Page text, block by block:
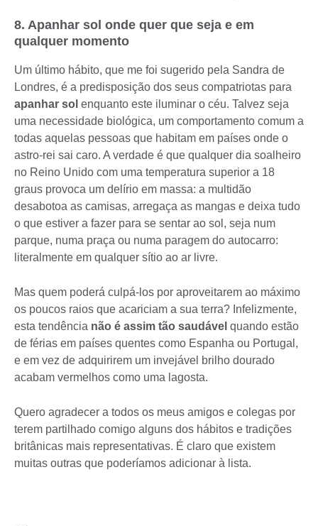
8. Apanhar sol onde quer que seja e em
qualquer momento
Um último hábito, que me foi sugerido pela Sandra de
Londres, é a predisposição dos seus compatriotas para
apanhar sol enquanto este iluminar o céu. Talvez seja
uma necessidade biológica, um comportamento comum a
todas aquelas pessoas que habitam em países onde o
astro-rei sai caro. A verdade é que qualquer dia soalheiro
no Reino Unido com uma temperatura superior a 18
graus provoca um delírio em massa: a multidão
desabotoa as camisas, arregaça as mangas e deixa tudo
o que estiver a fazer para se sentar ao sol, seja num
parque, numa praça ou numa paragem do autocarro:
literalmente em qualquer sítio ao ar livre.
Mas quem poderá culpá-los por aproveitarem ao máximo
os poucos raios que acariciam a sua terra? Infelizmente,
esta tendência não é assim tão saudável quando estão
de férias em países quentes como Espanha ou Portugal,
e em vez de adquirirem um invejável brilho dourado
acabam vermelhos como uma lagosta.
Quero agradecer a todos os meus amigos e colegas por
terem partilhado comigo alguns dos hábitos e tradições
britânicas mais representativas. É claro que existem
muitas outras que poderíamos adicionar à lista.